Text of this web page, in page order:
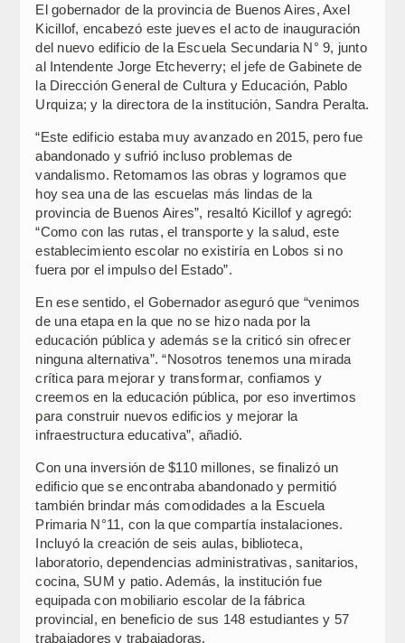
El gobernador de la provincia de Buenos Aires, Axel
Kicillof, encabezó este jueves el acto de inauguración
del nuevo edificio de la Escuela Secundaria N° 9, junto
al Intendente Jorge Etcheverry; el jefe de Gabinete de
la Dirección General de Cultura y Educación, Pablo
Urquiza; y la directora de la institución, Sandra Peralta.
“Este edificio estaba muy avanzado en 2015, pero fue
abandonado y sufrió incluso problemas de
vandalismo. Retomamos las obras y logramos que
hoy sea una de las escuelas más lindas de la
provincia de Buenos Aires”, resaltó Kicillof y agregó:
“Como con las rutas, el transporte y la salud, este
establecimiento escolar no existiría en Lobos si no
fuera por el impulso del Estado”.
En ese sentido, el Gobernador aseguró que “venimos
de una etapa en la que no se hizo nada por la
educación pública y además se la criticó sin ofrecer
ninguna alternativa”. “Nosotros tenemos una mirada
crítica para mejorar y transformar, confiamos y
creemos en la educación pública, por eso invertimos
para construir nuevos edificios y mejorar la
infraestructura educativa”, añadió.
Con una inversión de $110 millones, se finalizó un
edificio que se encontraba abandonado y permitió
también brindar más comodidades a la Escuela
Primaria N°11, con la que compartía instalaciones.
Incluyó la creación de seis aulas, biblioteca,
laboratorio, dependencias administrativas, sanitarios,
cocina, SUM y patio. Además, la institución fue
equipada con mobiliario escolar de la fábrica
provincial, en beneficio de sus 148 estudiantes y 57
trabajadores y trabajadoras.